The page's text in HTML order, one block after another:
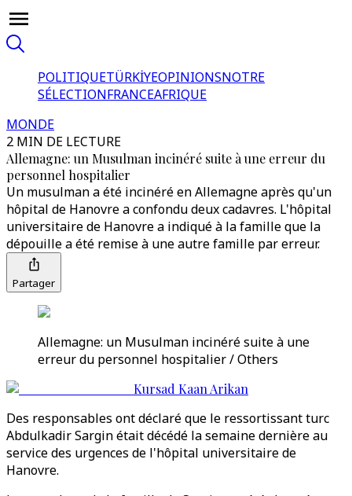
POLITIQUETÜRKİYEOPINIONSNOTRE
SÉLECTIONFRANCEAFRIQUE
MONDE
2 MIN DE LECTURE
Allemagne: un Musulman incinéré suite à une erreur du
personnel hospitalier
Un musulman a été incinéré en Allemagne après qu'un
hôpital de Hanovre a confondu deux cadavres. L'hôpital
universitaire de Hanovre a indiqué à la famille que la
dépouille a été remise à une autre famille par erreur.
Partager
Allemagne: un Musulman incinéré suite à une
erreur du personnel hospitalier / Others
Kursad Kaan Arikan
Des responsables ont déclaré que le ressortissant turc
Abdulkadir Sargin était décédé la semaine dernière au
service des urgences de l'hôpital universitaire de
Hanovre.